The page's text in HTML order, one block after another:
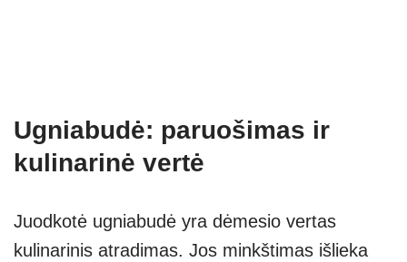
Ugniabudė: paruošimas ir
kulinarinė vertė
Juodkotė ugniabudė yra dėmesio vertas
kulinarinis atradimas. Jos minkštimas išlieka